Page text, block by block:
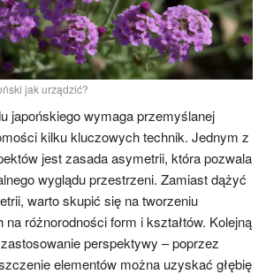
jak urządzić?
japońskiego wymaga przemyślanej
kilku kluczowych technik. Jednym z
jest zasada asymetrii, która pozwala
wyglądu przestrzeni. Zamiast dążyć
warto skupić się na tworzeniu
różnorodności form i kształtów. Kolejną
perspektywy – poprzez
elementów można uzyskać głębię